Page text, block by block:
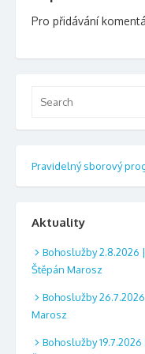
Pro přidávání
Pravidelný sborový
Aktuality
Bohoslužby 2.8.2026
Štěpán Marosz
Bohoslužby
Marosz
Bohoslužby